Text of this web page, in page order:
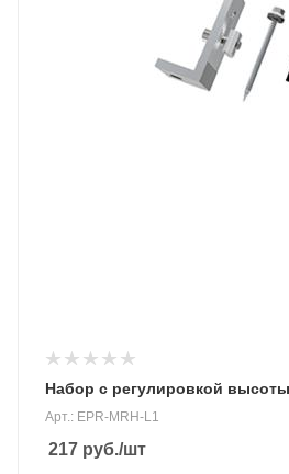
Набор с регулировкой
Арт.: EPR-MRH-L1
217 руб./шт